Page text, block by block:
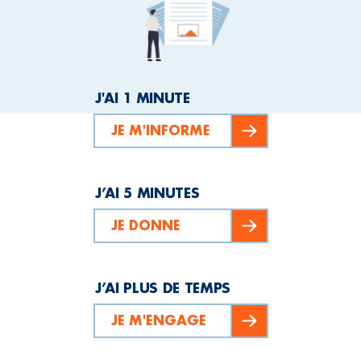
J'AI 1 MINUTE
JE M'INFORME
J’AI 5 MINUTES
JE DONNE
J’AI PLUS DE TEMPS
JE M'ENGAGE